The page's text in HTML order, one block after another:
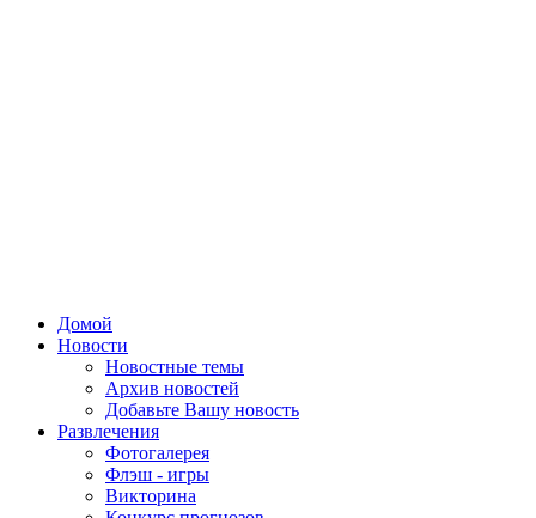
Домой
Новости
Новостные темы
Архив новостей
Добавьте Вашу новость
Развлечения
Фотогалерея
Флэш - игры
Викторина